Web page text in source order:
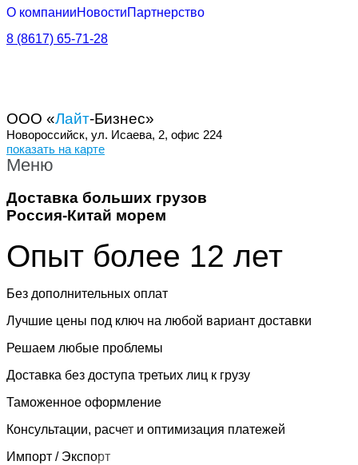
О компанииНовостиПартнерство
8 (8617) 65-71-28
OOO «Лайт-Бизнес»
Новороссийск, ул. Исаева, 2, офис 224
показать на карте
Меню
Доставка больших грузов
Россия-Китай морем
Опыт более 12 лет
Без дополнительных оплат​
Лучшие цены под ключ на любой вариант доставки ​
Решаем любые проблемы
Доставка без доступа третьих лиц к грузу
Таможенное оформление
Консультации, расчет и оптимизация платежей
Импорт / Экспорт